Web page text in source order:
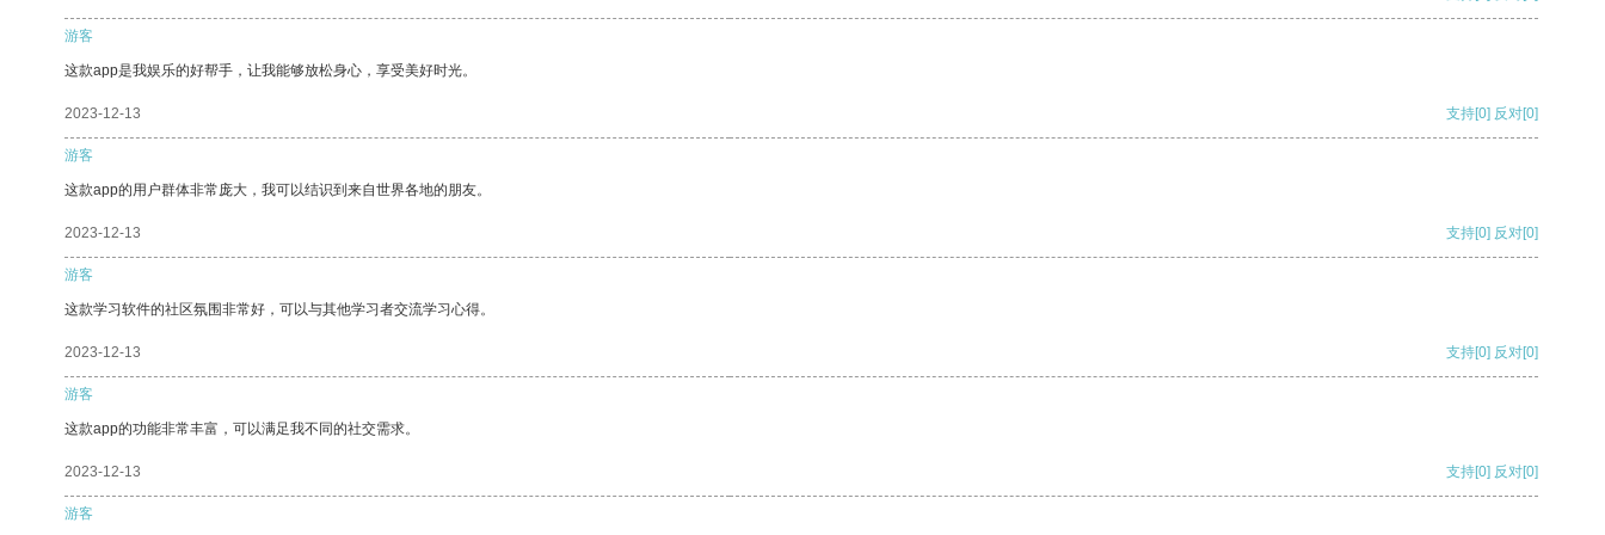
游客
这款app是我娱乐的好帮手，让我能够放松身心，享受美好时光。
2023-12-13 支持[0] 反对[0]
游客
这款app的用户群体非常庞大，我可以结识到来自世界各地的朋友。
2023-12-13 支持[0] 反对[0]
游客
这款学习软件的社区氛围非常好，可以与其他学习者交流学习心得。
2023-12-13 支持[0] 反对[0]
游客
这款app的功能非常丰富，可以满足我不同的社交需求。
2023-12-13 支持[0] 反对[0]
游客